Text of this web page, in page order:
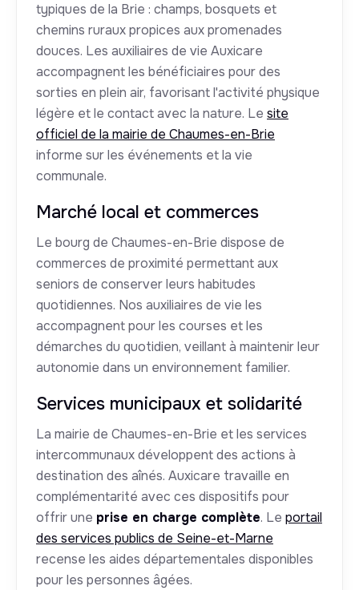
typiques de la Brie : champs, bosquets et
chemins ruraux propices aux promenades
douces. Les auxiliaires de vie Auxicare
accompagnent les bénéficiaires pour des
sorties en plein air, favorisant l'activité physique
légère et le contact avec la nature. Le site
officiel de la mairie de Chaumes-en-Brie
informe sur les événements et la vie
communale.
Marché local et commerces
Le bourg de Chaumes-en-Brie dispose de
commerces de proximité permettant aux
seniors de conserver leurs habitudes
quotidiennes. Nos auxiliaires de vie les
accompagnent pour les courses et les
démarches du quotidien, veillant à maintenir leur
autonomie dans un environnement familier.
Services municipaux et solidarité
La mairie de Chaumes-en-Brie et les services
intercommunaux développent des actions à
destination des aînés. Auxicare travaille en
complémentarité avec ces dispositifs pour
offrir une prise en charge complète. Le portail
des services publics de Seine-et-Marne
recense les aides départementales disponibles
pour les personnes âgées.